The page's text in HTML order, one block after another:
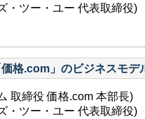
・ツー・ユー 代表取締役)
格.com」のビジネスモデ
取締役 価格.com 本部長)
・ツー・ユー 代表取締役)